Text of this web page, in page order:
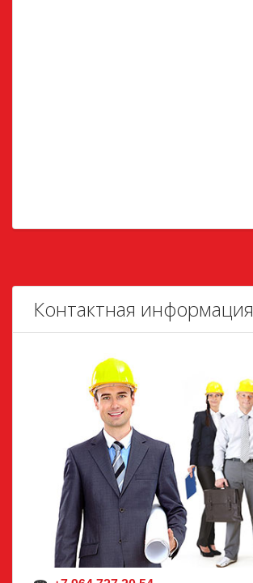
Контактная информация